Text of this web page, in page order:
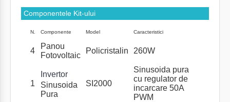
Componentele Kit-ului
N. Componente Model Caracteristici
4
Panou
Fotovoltaic
Policristalin 260W
1
Invertor
Sinusoida
Pura
SI2000
Sinusoida pura
cu regulator de
incarcare 50A
PWM